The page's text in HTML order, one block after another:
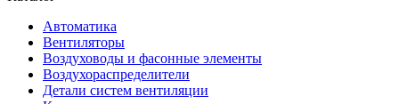
Автоматика
Вентиляторы
Воздуховоды и фасонные элементы
Воздухораспределители
Детали систем вентиляции